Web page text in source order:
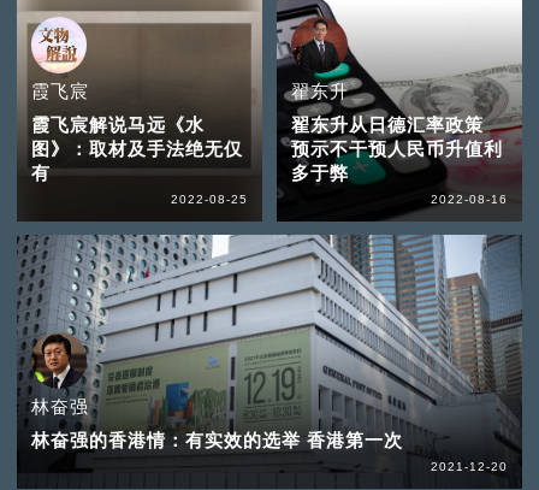
霞飞宸
霞飞宸解说马远《水
图》：取材及手法绝无仅
有
2022-08-25
翟东升
翟东升从日德汇率政策
预示不干预人民币升值利
多于弊
2022-08-16
林奋强
林奋强的香港情：有实效的选举 香港第一次
2021-12-20